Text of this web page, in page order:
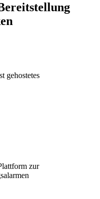
gehostetes
zur